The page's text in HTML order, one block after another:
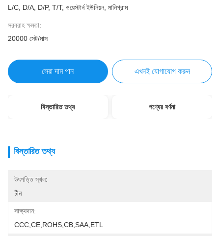
L/C, D/A, D/P, T/T, ওয়েস্টার্ন ইউনিয়ন, মানিগ্রাম
সরবরাহ ক্ষমতা:
20000 সেট/মাস
সেরা দাম পান এখনই যোগাযোগ করুন
বিস্তারিত তথ্য পণ্যের বর্ণনা
বিস্তারিত তথ্য
উৎপত্তি স্থল:
চীন
সাক্ষ্যদান:
CCC,CE,ROHS,CB,SAA,ETL